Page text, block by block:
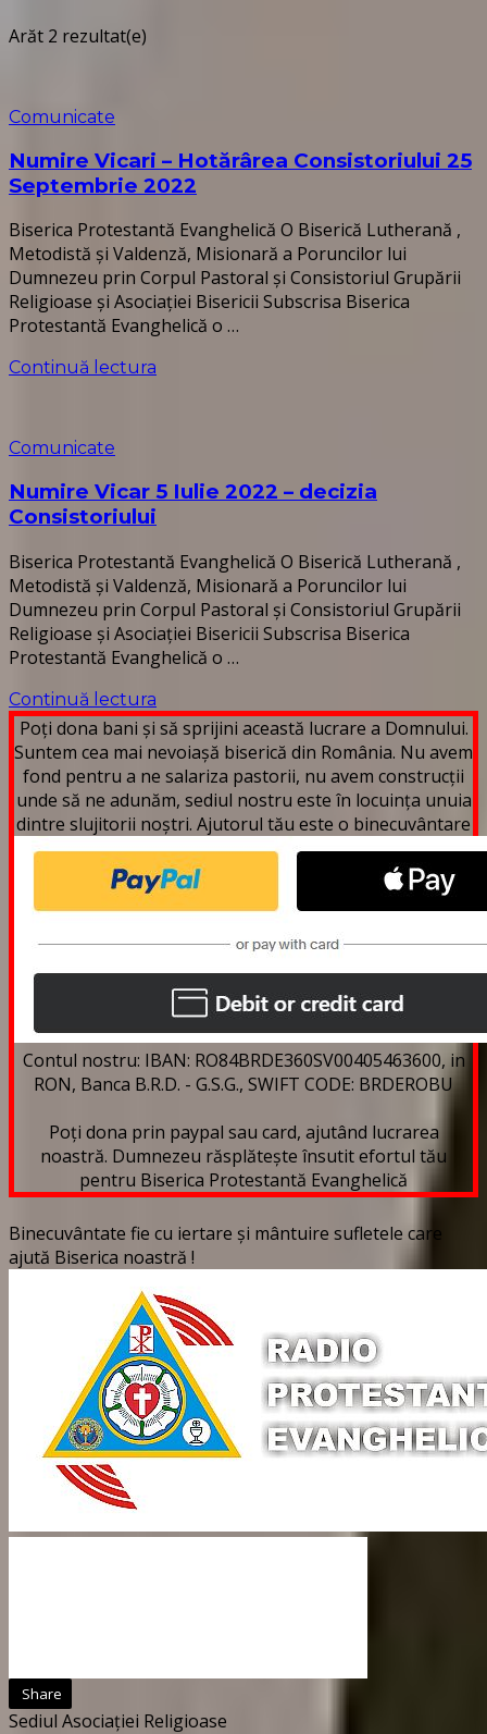
Arăt 2 rezultat(e)
Comunicate
Numire Vicari – Hotărârea Consistoriului 25
Septembrie 2022
Biserica Protestantă Evanghelică O Biserică Lutherană ,
Metodistă și Valdenză, Misionară a Poruncilor lui
Dumnezeu prin Corpul Pastoral și Consistoriul Grupării
Religioase și Asociației Bisericii Subscrisa Biserica
Protestantă Evanghelică o …
Continuă lectura
Comunicate
Numire Vicar 5 Iulie 2022 – decizia
Consistoriului
Biserica Protestantă Evanghelică O Biserică Lutherană ,
Metodistă și Valdenză, Misionară a Poruncilor lui
Dumnezeu prin Corpul Pastoral și Consistoriul Grupării
Religioase și Asociației Bisericii Subscrisa Biserica
Protestantă Evanghelică o …
Continuă lectura
Poți dona bani și să sprijini această lucrare a Domnului.
Suntem cea mai nevoiașă biserică din România. Nu avem
fond pentru a ne salariza pastorii, nu avem construcții
unde să ne adunăm, sediul nostru este în locuința unuia
dintre slujitorii noștri. Ajutorul tău este o binecuvântare
Contul nostru: IBAN: RO84BRDE360SV00405463600, in
RON, Banca B.R.D. - G.S.G., SWIFT CODE: BRDEROBU
Poți dona prin paypal sau card, ajutând lucrarea
noastră. Dumnezeu răsplătește însutit efortul tău
pentru Biserica Protestantă Evanghelică
Binecuvântate fie cu iertare și mântuire sufletele care
ajută Biserica noastră !
Share
Sediul Asociației Religioase